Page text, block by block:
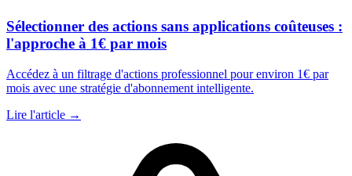
Sélectionner des actions sans applications coûteuses :
l'approche à 1€ par mois
Accédez à un filtrage d'actions professionnel pour environ 1€ par
mois avec une stratégie d'abonnement intelligente.
Lire l'article →